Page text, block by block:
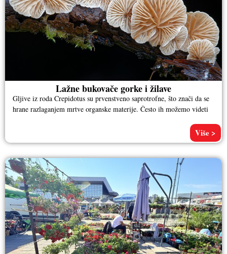
Lažne bukovače gorke i žilave
Gljive iz roda Crepidotus su prvenstveno saprotrofne, što znači da se
hrane razlaganjem mrtve organske materije. Često ih možemo videti
Više >